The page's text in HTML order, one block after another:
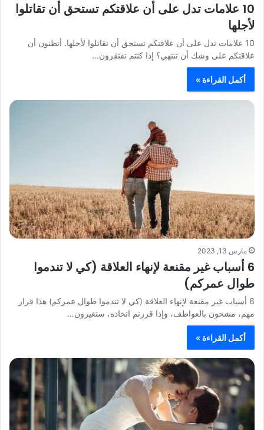
10 علامات تدل على أن علاقتكم تستحق أن تقاتلوا
لأجلها
10 علامات تدل على أن علاقتكم تستحق أن تقاتلوا لأجلها. أتظنون أن
علاقتكم على وشك أن تنتهي؟ إذا كنتم تفتقرون…
أكمل القراءة »
مارس 13, 2023
6 أسباب غير مقنعة لإنهاء العلاقة (كي لا تندموا
طوال عمركم)
6 أسباب غير مقنعة لإنهاء العلاقة (كي لا تندموا طوال عمركم) هذا قرار
مهم، مشحون بالعواطف، وإذا قررتم اتخاذه، ستغيرون…
أكمل القراءة »